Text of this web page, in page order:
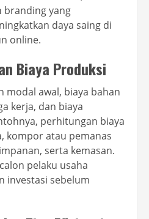
branding yang
daya saing di
online.
Biaya Produksi
modal awal, biaya bahan
kerja, dan biaya
perhitungan biaya
kompor atau pemanas
serta kemasan.
pelaku usaha
investasi sebelum